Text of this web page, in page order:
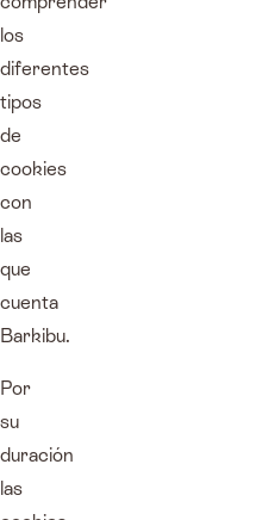
los
diferentes
tipos
de
cookies
con
las
que
cuenta
Barkibu.
Por
su
duración
las